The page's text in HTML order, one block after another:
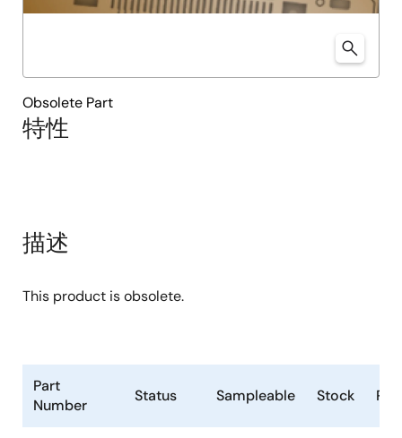
特性
Obsolete Part
描述
This product is obsolete.
Part
Number
Status Sampleable Stock